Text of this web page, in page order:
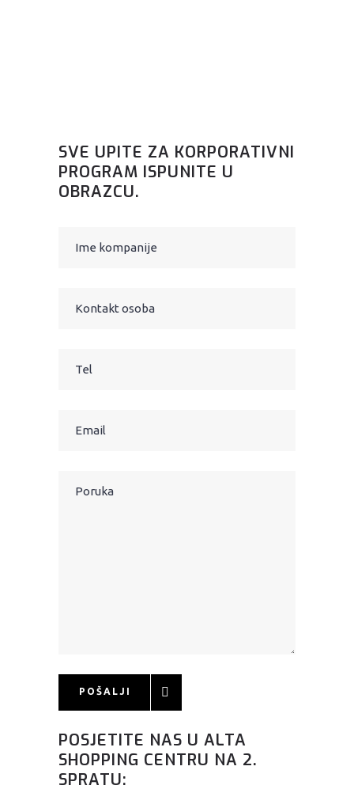
SVE UPITE ZA KORPORATIVNI
PROGRAM ISPUNITE U
OBRAZCU.
POŠALJI
POSJETITE NAS U ALTA
SHOPPING CENTRU NA 2.
SPRATU: